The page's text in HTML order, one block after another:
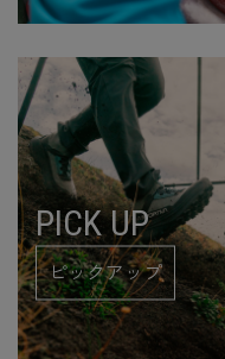
PICK UP
ピックアップ